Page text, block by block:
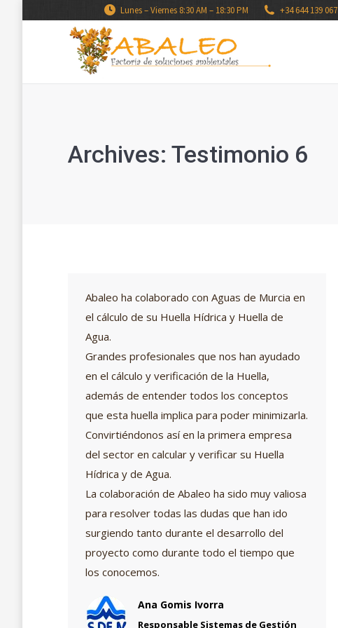
Lunes – Viernes 8:30 AM – 18:30 PM +34 644 139 067
Archives: Testimonio 6
Abaleo ha colaborado con Aguas de Murcia en
el cálculo de su Huella Hídrica y Huella de
Agua.
Grandes profesionales que nos han ayudado
en el cálculo y verificación de la Huella,
además de entender todos los conceptos
que esta huella implica para poder minimizarla.
Convirtiéndonos así en la primera empresa
del sector en calcular y verificar su Huella
Hídrica y de Agua.
La colaboración de Abaleo ha sido muy valiosa
para resolver todas las dudas que han ido
surgiendo tanto durante el desarrollo del
proyecto como durante todo el tiempo que
los conocemos.
Ana Gomis Ivorra
Responsable Sistemas de Gestión